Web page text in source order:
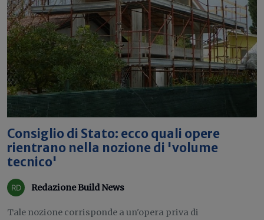
Consiglio di Stato: ecco quali opere
rientrano nella nozione di 'volume
tecnico'
Redazione Build News
Tale nozione corrisponde a un'opera priva di